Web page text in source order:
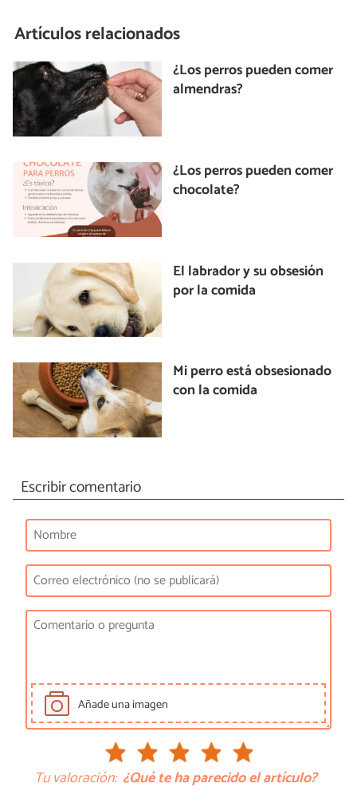
Artículos relacionados
¿Los perros pueden comer
almendras?
¿Los perros pueden comer
chocolate?
El labrador y su obsesión
por la comida
Mi perro está obsesionado
con la comida
Escribir comentario
Añade una imagen
Tu valoración: ¿Qué te ha parecido el artículo?